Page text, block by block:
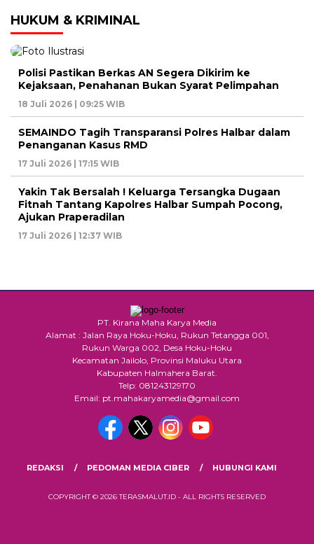
HUKUM & KRIMINAL
Polisi Pastikan Berkas AN Segera Dikirim ke
Kejaksaan, Penahanan Bukan Syarat Pelimpahan
18 Juli 2026 | 09:25 WIB
SEMAINDO Tagih Transparansi Polres Halbar dalam
Penanganan Kasus RMD
17 Juli 2026 | 17:15 WIB
Yakin Tak Bersalah ! Keluarga Tersangka Dugaan
Fitnah Tantang Kapolres Halbar Sumpah Pocong,
Ajukan Praperadilan
17 Juli 2026 | 12:37 WIB
PT. Kirana Maha Karya Media
Alamat : Jalan Raya Hoku-Hoku, Rukun Tetangga 001,
Rukun Warga 002, Desa Hoku-Hoku
Kecamatan Jailolo, Provinsi Maluku Utara
Kabupaten Halmahera Barat.
Telp: 081243129170
Email: pt.mahakaryamedia@gmail.com
REDAKSI PEDOMAN MEDIA CIBER HUBUNGI KAMI
COPYRIGHT © 2026 TERASMALUT.ID - ALL RIGHTS RESERVED